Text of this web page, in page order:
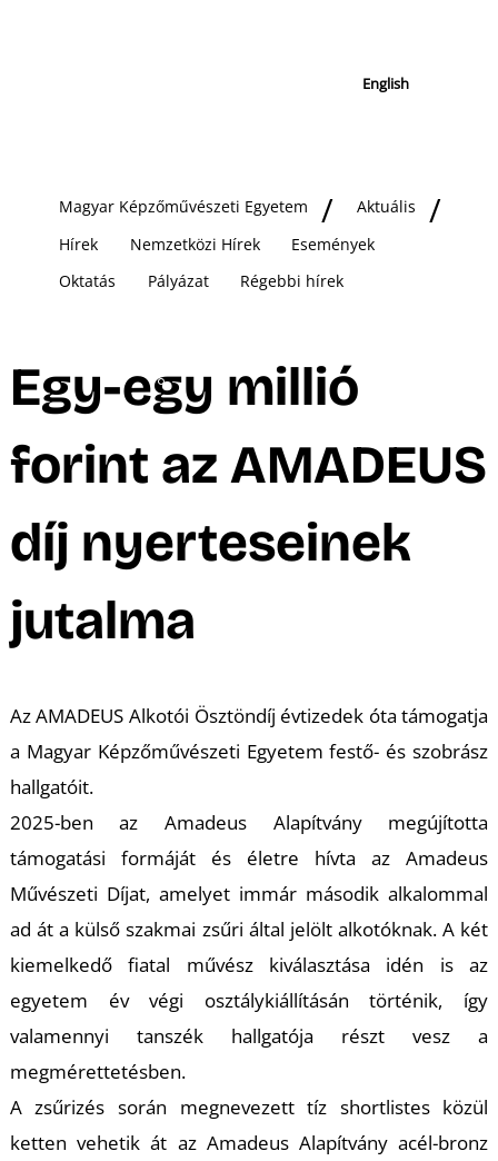
English
Magyar Képzőművészeti Egyetem
Aktuális
Hírek
Nemzetközi Hírek
Események
Oktatás
Pályázat Régebbi hírek
Egy-egy millió
forint az AMADEUS
díj nyerteseinek
jutalma
Az AMADEUS Alkotói Ösztöndíj évtizedek óta támogatja
a Magyar Képzőművészeti Egyetem festő- és szobrász
hallgatóit.
2025-ben az Amadeus Alapítvány megújította
támogatási formáját és életre hívta az Amadeus
Művészeti Díjat, amelyet immár második alkalommal
ad át a külső szakmai zsűri által jelölt alkotóknak. A két
kiemelkedő fiatal művész kiválasztása idén is az
egyetem év végi osztálykiállításán történik, így
valamennyi tanszék hallgatója részt vesz a
megmérettetésben.
A zsűrizés során megnevezett tíz shortlistes közül
ketten vehetik át az Amadeus Alapítvány acél-bronz